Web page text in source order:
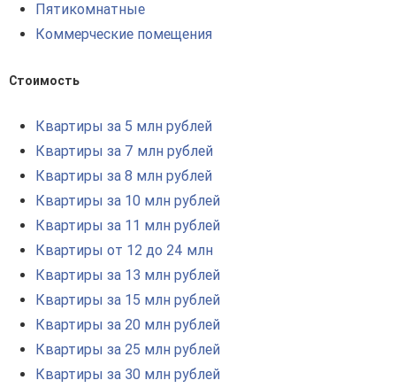
Пятикомнатные
Коммерческие помещения
Стоимость
Квартиры за 5 млн рублей
Квартиры за 7 млн рублей
Квартиры за 8 млн рублей
Квартиры за 10 млн рублей
Квартиры за 11 млн рублей
Квартиры от 12 до 24 млн
Квартиры за 13 млн рублей
Квартиры за 15 млн рублей
Квартиры за 20 млн рублей
Квартиры за 25 млн рублей
Квартиры за 30 млн рублей